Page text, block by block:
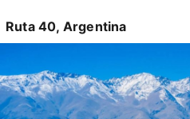
Ruta 40, Argentina